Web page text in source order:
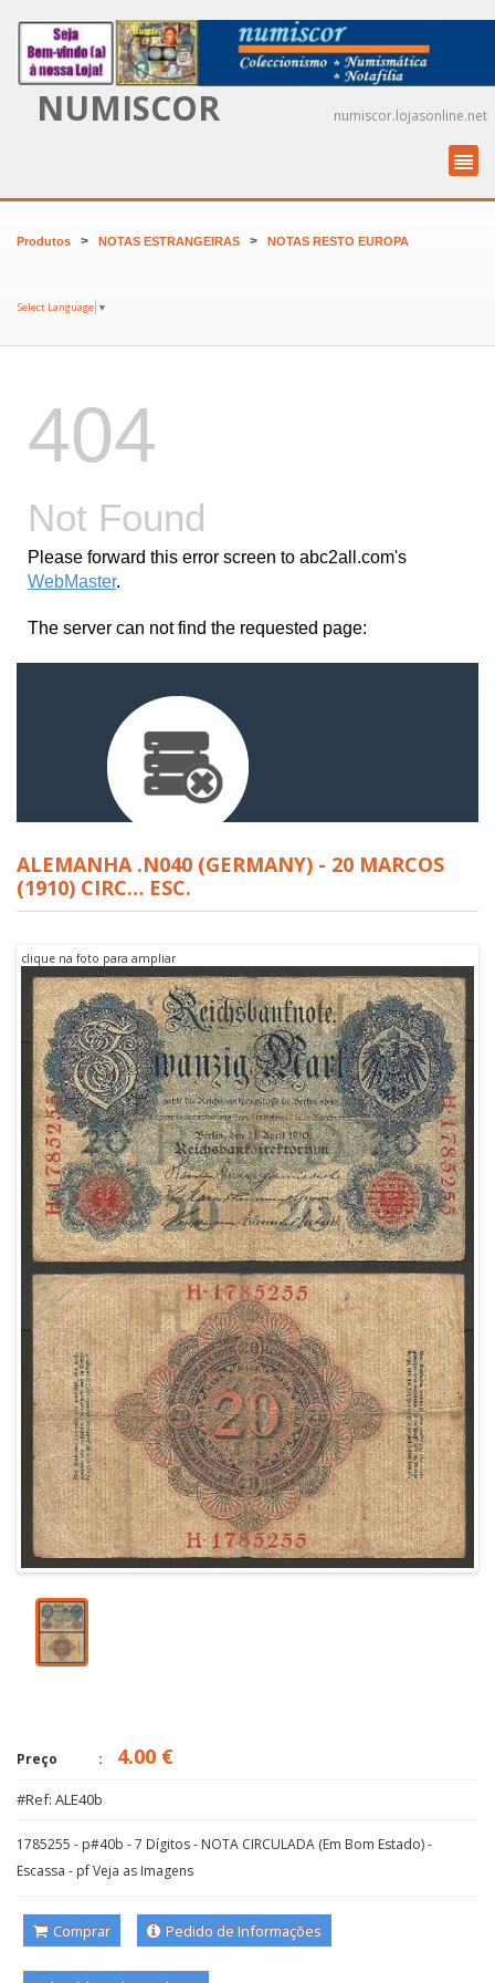
NUMISCOR numiscor.lojasonline.net
Produtos > NOTAS ESTRANGEIRAS > NOTAS RESTO EUROPA
Select Language ▼
ALEMANHA .N040 (GERMANY) - 20 MARCOS
(1910) CIRC… ESC.
clique na foto para ampliar
Preço 4.00 €
#Ref: ALE40b
1785255 - p#40b - 7 Dígitos - NOTA CIRCULADA (Em Bom Estado) -
Escassa - pf Veja as Imagens
Comprar Pedido de Informações